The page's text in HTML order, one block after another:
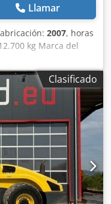
Llamar
2007, horas
kg Marca del
de serie:
¡Máquinas en venta!
variedad de
de más
así que no dude en
cualquier momento.
revisadas y
fotos?
inmediato. Le
alemán,
gama de
Clasificado